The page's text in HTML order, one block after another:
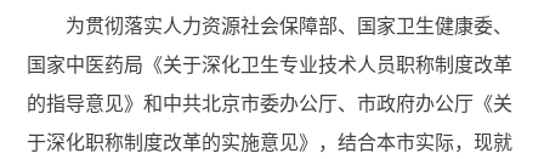
为贯彻落实人力资源社会保障部、国家卫生健康委、
国家中医药局《关于深化卫生专业技术人员职称制度改革
的指导意见》和中共北京市委办公厅、市政府办公厅《关
于深化职称制度改革的实施意见》，结合本市实际，现就